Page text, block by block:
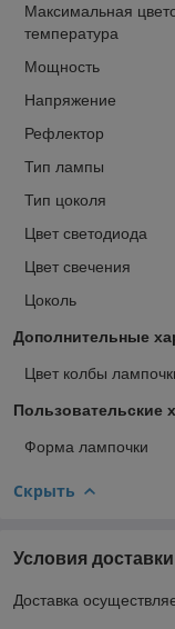
Максимальная
температура
Мощность
Напряжение
Рефлектор
Тип лампы
Тип цоколя
Цвет светодиода
Цвет свечения
Цоколь
Дополнительные
Цвет колбы
Пользовательские
Форма лампочки
Скрыть
Условия доставки
Доставка